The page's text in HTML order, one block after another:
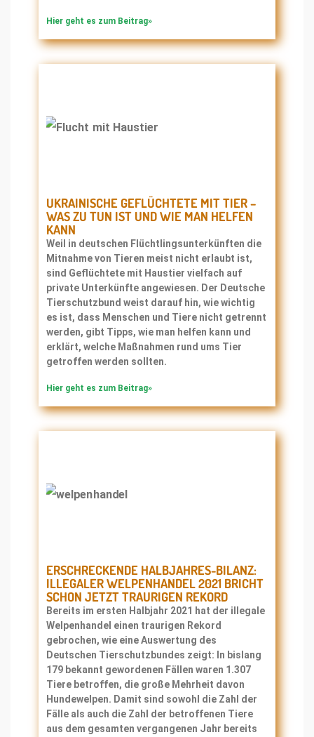
Hier geht es zum Beitrag»
UKRAINISCHE GEFLÜCHTETE MIT TIER –
WAS ZU TUN IST UND WIE MAN HELFEN
KANN
Weil in deutschen Flüchtlingsunterkünften die
Mitnahme von Tieren meist nicht erlaubt ist,
sind Geflüchtete mit Haustier vielfach auf
private Unterkünfte angewiesen. Der Deutsche
Tierschutzbund weist darauf hin, wie wichtig
es ist, dass Menschen und Tiere nicht getrennt
werden, gibt Tipps, wie man helfen kann und
erklärt, welche Maßnahmen rund ums Tier
getroffen werden sollten.
Hier geht es zum Beitrag»
ERSCHRECKENDE HALBJAHRES-BILANZ:
ILLEGALER WELPENHANDEL 2021 BRICHT
SCHON JETZT TRAURIGEN REKORD
Bereits im ersten Halbjahr 2021 hat der illegale
Welpenhandel einen traurigen Rekord
gebrochen, wie eine Auswertung des
Deutschen Tierschutzbundes zeigt: In bislang
179 bekannt gewordenen Fällen waren 1.307
Tiere betroffen, die große Mehrheit davon
Hundewelpen. Damit sind sowohl die Zahl der
Fälle als auch die Zahl der betroffenen Tiere
aus dem gesamten vergangenen Jahr bereits